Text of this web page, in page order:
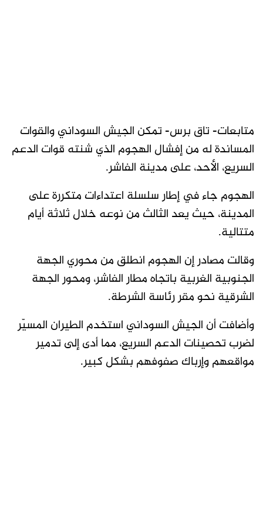
متابعات- تاق برس- تمكن الجيش السوداني والقوات
المساندة له من إفشال الهجوم الذي شنته قوات الدعم
السريع، الأحد، على مدينة الفاشر.
الهجوم جاء في إطار سلسلة اعتداءات متكررة على
المدينة، حيث يعد الثالث من نوعه خلال ثلاثة أيام
متتالية.
وقالت مصادر إن الهجوم انطلق من محوري الجهة
الجنوبية الغربية باتجاه مطار الفاشر، ومحور الجهة
الشرقية نحو مقر رئاسة الشرطة.
وأضافت أن الجيش السوداني استخدم الطيران المسيّر
لضرب تحصينات الدعم السريع، مما أدى إلى تدمير
مواقعهم وإرباك صفوفهم بشكل كبير.